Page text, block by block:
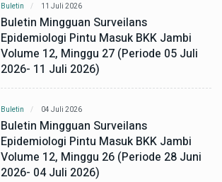
Buletin 11 Juli 2026
Buletin Mingguan Surveilans
Epidemiologi Pintu Masuk BKK Jambi
Volume 12, Minggu 27 (Periode 05 Juli
2026- 11 Juli 2026)
Buletin 04 Juli 2026
Buletin Mingguan Surveilans
Epidemiologi Pintu Masuk BKK Jambi
Volume 12, Minggu 26 (Periode 28 Juni
2026- 04 Juli 2026)